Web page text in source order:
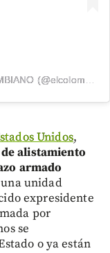
Unidos,
alistamiento
armado
unidad
expresidente
por
se
o ya están